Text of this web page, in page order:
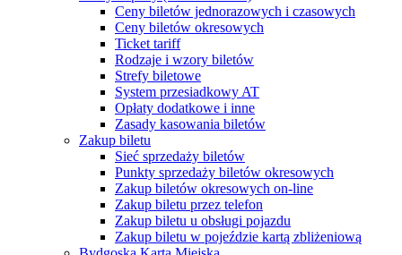
Ceny biletów jednorazowych i czasowych
Ceny biletów okresowych
Ticket tariff
Rodzaje i wzory biletów
Strefy biletowe
System przesiadkowy AT
Opłaty dodatkowe i inne
Zasady kasowania biletów
Zakup biletu
Sieć sprzedaży biletów
Punkty sprzedaży biletów okresowych
Zakup biletów okresowych on-line
Zakup biletu przez telefon
Zakup biletu u obsługi pojazdu
Zakup biletu w pojeździe kartą zbliżeniową